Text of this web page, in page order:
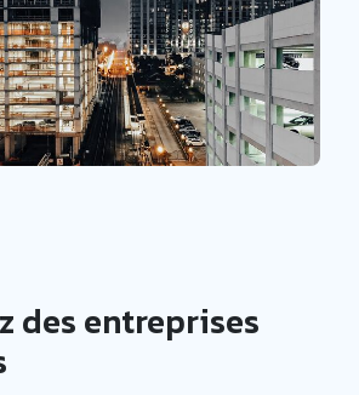
des entreprises